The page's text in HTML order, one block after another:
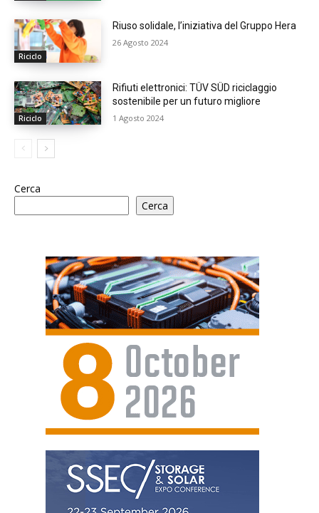
Riciclo
Riuso solidale, l’iniziativa del Gruppo Hera
26 Agosto 2024
Riciclo
Rifiuti elettronici: TÜV SÜD riciclaggio
sostenibile per un futuro migliore
1 Agosto 2024
Cerca
Cerca